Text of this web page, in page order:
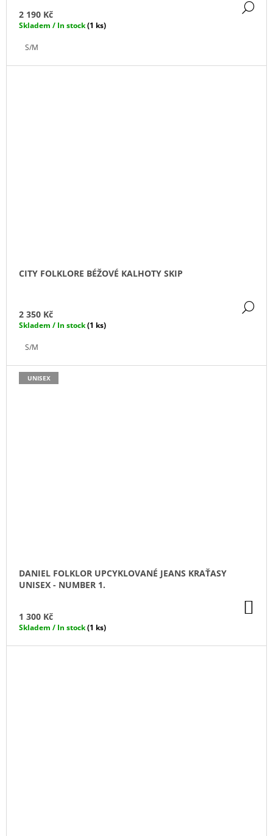
2 190 Kč
Skladem / In stock(1 ks)
S/M
CITY FOLKLORE BÉŽOVÉ KALHOTY SKIP
2 350 Kč
Skladem / In stock(1 ks)
S/M
UNISEX
DANIEL FOLKLOR UPCYKLOVANÉ JEANS KRAŤASY
UNISEX - NUMBER 1.
1 300 Kč
Skladem / In stock(1 ks)